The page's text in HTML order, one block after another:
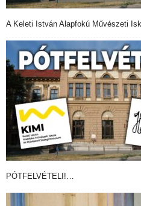
A Keleti István Alapfokú Művészeti
PÓTFELVÉTELI!…